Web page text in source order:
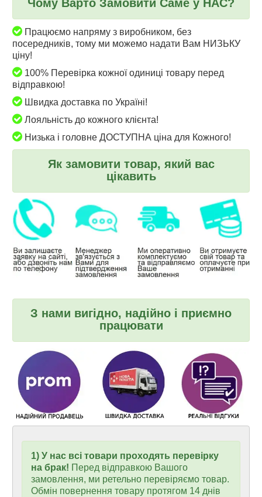
Чому Варто Замовити Саме у НАС?
Працюємо напряму з виробником, без
посередників, тому ми можемо надати Вам НИЗЬКУ
ціну!
100% Перевірка кожної одиниці товару перед
відправкою!
Швидка доставка по Україні!
Лояльність до кожного клієнта!
Низька і головне ДОСТУПНА ціна для Кожного!
Як замовити товар, який вас
цікавить
З нами вигідно, надійно і приємно
працювати
1) У нас всі товари проходять перевірку
на брак! Перед відправкою Вашого
замовлення, ми ретельно перевіряємо товар.
Обмін повернення товару протягом 14 днів